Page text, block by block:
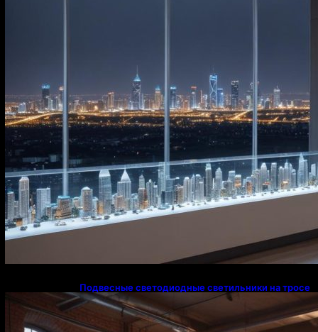
Подвесные светодиодные светильники на тросе